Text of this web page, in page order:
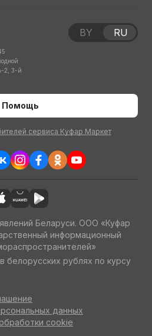
2, 3-й
Помощь
сервиса Куфар Маркет
BY RU
Беларуси. ООО «Куфар
информационный
белорусских рублях по курсу
данных
cookie